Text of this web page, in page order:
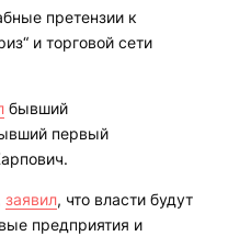
претензии к
и торговой сети
бывший
первый
заявил, что власти будут
предприятия и